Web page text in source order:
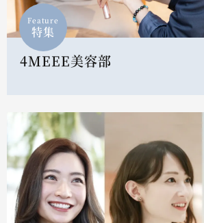
Feature
特集
4MEEE美容部